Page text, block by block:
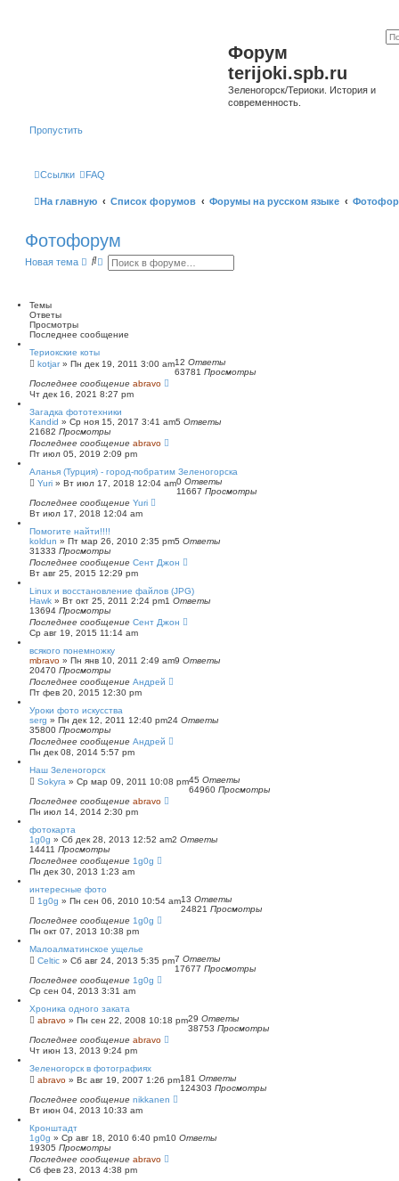
Форум
terijoki.spb.ru
Зеленогорск/Териоки. История и
современность.
Пропустить
Ссылки FAQ
На главную Список форумов Форумы на русском языке
Фотофорум
Новая тема
П Р
н
й
о
и
с
к
Темы
Ответы
Просмотры
Последнее сообщение
Териокские коты
kotjar» Пн дек 19, 2011 3:00 am12 Ответы
63781 Просмотры
Последнее сообщение abravo
Чт дек 16, 2021 8:27 pm
Загадка фототехники
Kandid » Ср ноя 15, 2017 3:41 am5 Ответы
21682 Просмотры
Последнее сообщение abravo
Пт июл 05, 2019 2:09 pm
Аланья (Турция) - город-побратим Зеленогорска
Yuri » Вт июл 17, 2018 12:04 am0 Ответы
11667 Просмотры
Последнее сообщение Yuri
Вт июл 17, 2018 12:04 am
Помогите найти!!!!
koldun » Пт мар 26, 2010 2:35 pm5 Ответы
31333 Просмотры
Последнее сообщение Сент Джон
Вт авг 25, 2015 12:29 pm
Linux и восстановление файлов (JPG)
Hawk » Вт окт 25, 2011 2:24 pm1 Ответы
13694 Просмотры
Последнее сообщение Сент Джон
Ср авг 19, 2015 11:14 am
всякого понемножку
mbravo » Пн янв 10, 2011 2:49 am9 Ответы
20470 Просмотры
Последнее сообщение Андрей
Пт фев 20, 2015 12:30 pm
Уроки фото искусства
serg » Пн дек 12, 2011 12:40 pm24 Ответы
35800 Просмотры
Последнее сообщение Андрей
Пн дек 08, 2014 5:57 pm
Наш Зеленогорск
Sokyra » Ср мар 09, 2011 10:08 pm45 Ответы
64960 Просмотры
Последнее сообщение abravo
Пн июл 14, 2014 2:30 pm
фотокарта
1g0g » Сб дек 28, 2013 12:52 am2 Ответы
14411 Просмотры
Последнее сообщение 1g0g
Пн дек 30, 2013 1:23 am
интересные фото
1g0g » Пн сен 06, 2010 10:54 am13 Ответы
24821 Просмотры
Последнее сообщение 1g0g
Пн окт 07, 2013 10:38 pm
Малоалматинское ущелье
Celtic » Сб авг 24, 2013 5:35 pm7 Ответы
17677 Просмотры
Последнее сообщение 1g0g
Ср сен 04, 2013 3:31 am
Хроника одного заката
abravo » Пн сен 22, 2008 10:18 pm29 Ответы
38753 Просмотры
Последнее сообщение abravo
Чт июн 13, 2013 9:24 pm
Зеленогорск в фотографиях
abravo » Вс авг 19, 2007 1:26 pm181 Ответы
124303 Просмотры
Последнее сообщение nikkanen
Вт июн 04, 2013 10:33 am
Кронштадт
1g0g » Ср авг 18, 2010 6:40 pm10 Ответы
19305 Просмотры
Последнее сообщение abravo
Сб фев 23, 2013 4:38 pm